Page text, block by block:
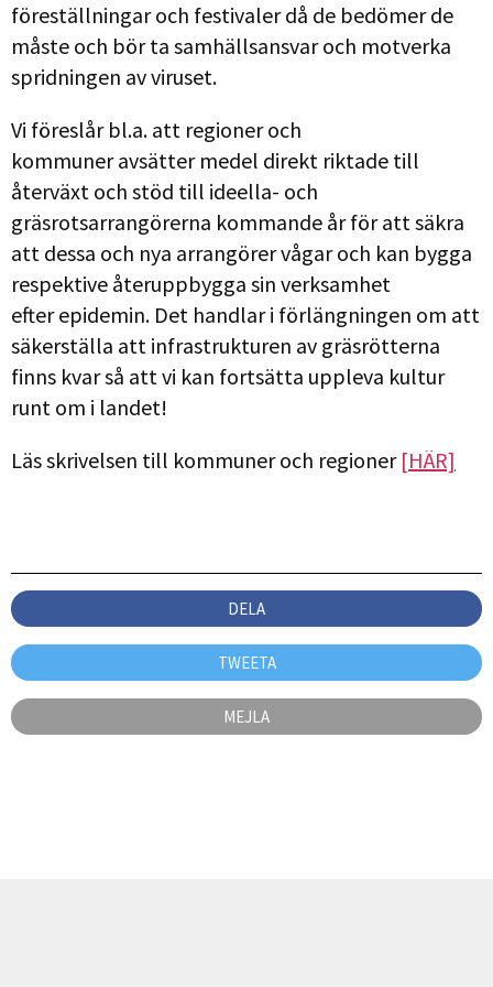
föreställningar och festivaler då de bedömer de
måste och bör ta samhällsansvar och motverka
spridningen av viruset.
Vi föreslår bl.a. att regioner och
kommuner avsätter medel direkt riktade till
återväxt och stöd till ideella- och
gräsrotsarrangörerna kommande år för att säkra
att dessa och nya arrangörer vågar och kan bygga
respektive återuppbygga sin verksamhet
efter epidemin. Det handlar i förlängningen om att
säkerställa att infrastrukturen av gräsrötterna
finns kvar så att vi kan fortsätta uppleva kultur
runt om i landet!
Läs skrivelsen till kommuner och regioner [HÄR]
DELA
TWEETA
MEJLA